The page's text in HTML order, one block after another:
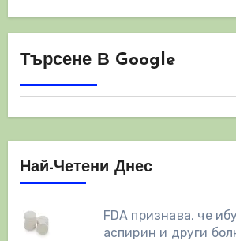
Търсене В Google
Най-Четени Днес
FDA признава, че
аспирин и други